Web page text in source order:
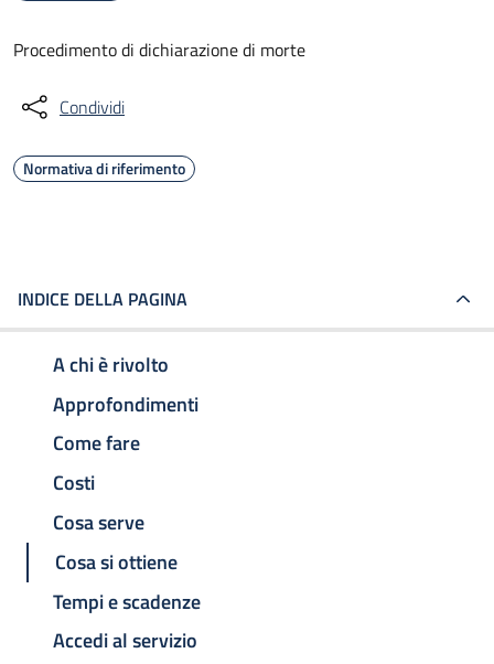
Procedimento di dichiarazione di morte
Condividi
Normativa di riferimento
INDICE DELLA PAGINA
A chi è rivolto
Approfondimenti
Come fare
Costi
Cosa serve
Cosa si ottiene
Tempi e scadenze
Accedi al servizio